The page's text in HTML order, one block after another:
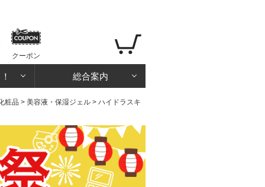
クーポン
総合案内
粧品 > 美容液・保湿ジェル > ハイドラスキ